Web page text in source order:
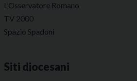
L’Osservatore Romano
TV 2000
Spazio Spadoni
Siti diocesani